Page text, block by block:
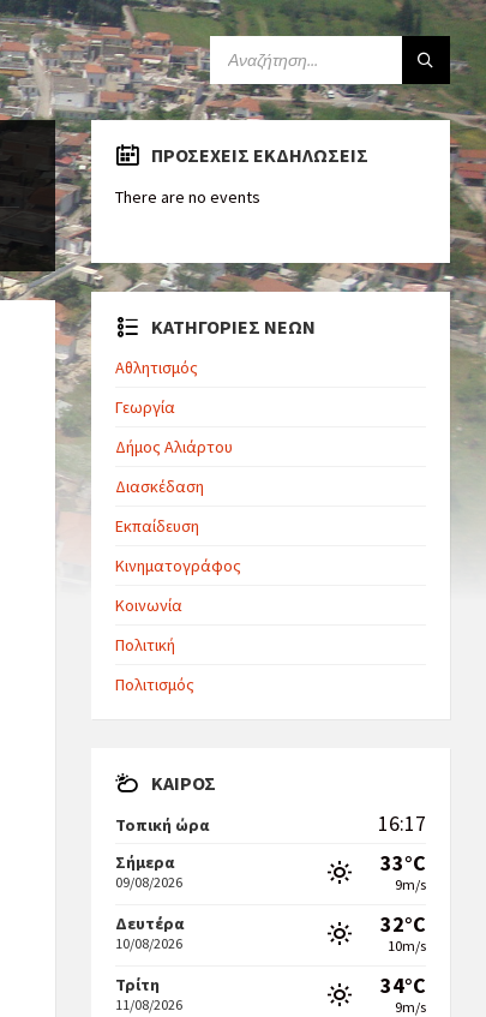
ΠΡΟΣΕΧΕΊΣ ΕΚΔΗΛΏΣΕΙΣ
There are no events
ΚΑΤΗΓΟΡΙΕΣ ΝΕΩΝ
Αθλητισμός
Γεωργία
Δήμος Αλιάρτου
Διασκέδαση
Εκπαίδευση
Κινηματογράφος
Κοινωνία
Πολιτική
Πολιτισμός
ΚΑΙΡΌΣ
Τοπική ώρα 16:17
Σήμερα
09/08/2026
33°C
9m/s
Δευτέρα
10/08/2026
32°C
10m/s
Τρίτη
11/08/2026
34°C
9m/s